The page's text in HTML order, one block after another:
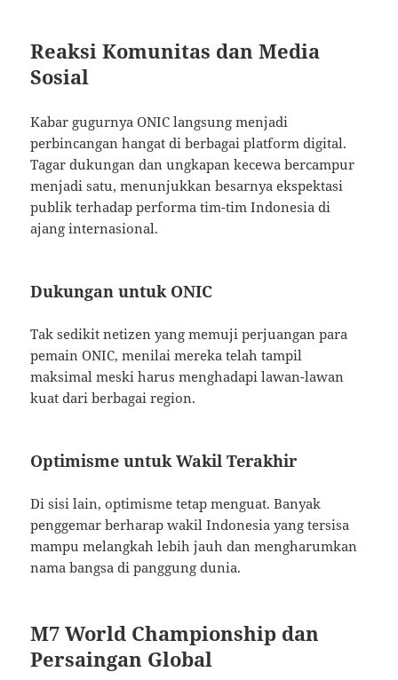
Reaksi Komunitas dan Media
Sosial
Kabar gugurnya ONIC langsung menjadi
perbincangan hangat di berbagai platform digital.
Tagar dukungan dan ungkapan kecewa bercampur
menjadi satu, menunjukkan besarnya ekspektasi
publik terhadap performa tim-tim Indonesia di
ajang internasional.
Dukungan untuk ONIC
Tak sedikit netizen yang memuji perjuangan para
pemain ONIC, menilai mereka telah tampil
maksimal meski harus menghadapi lawan-lawan
kuat dari berbagai region.
Optimisme untuk Wakil Terakhir
Di sisi lain, optimisme tetap menguat. Banyak
penggemar berharap wakil Indonesia yang tersisa
mampu melangkah lebih jauh dan mengharumkan
nama bangsa di panggung dunia.
M7 World Championship dan
Persaingan Global